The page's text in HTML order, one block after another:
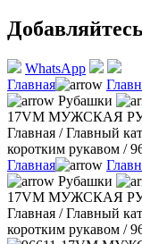
Добавляйтесь
WhatsApp
Главная
Рубашки
17VM МУЖСКАЯ
Главная /Главный
коротким рукавом /
Главная
Рубашки
17VM МУЖСКАЯ
Главная /Главный
коротким рукавом /